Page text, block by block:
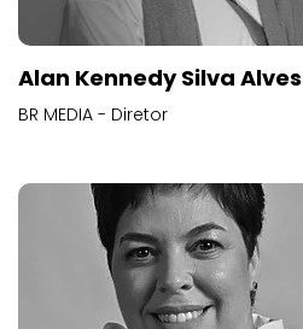
Alan Kennedy Silva Alves
BR MEDIA - Diretor